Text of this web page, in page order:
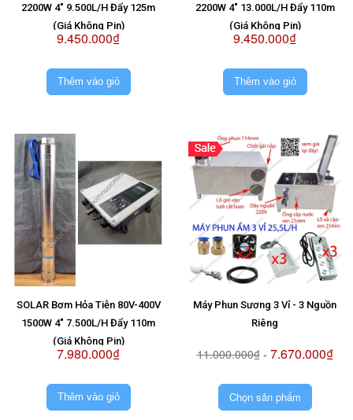
2200W 4" 9.500L/H Đẩy 125m
(Giá Không Pin)
9.450.000₫
Thêm vào giỏ
2200W 4" 13.000L/H Đẩy 110m
(Giá Không Pin)
9.450.000₫
Thêm vào giỏ
SOLAR Bơm Hỏa Tiễn 80V-400V
1500W 4" 7.500L/H Đẩy 110m
(Giá Không Pin)
7.980.000₫
Thêm vào giỏ
Máy Phun Sương 3 Vỉ - 3 Nguồn
Riêng
11.000.000₫- 7.670.000₫
Chọn sản phẩm